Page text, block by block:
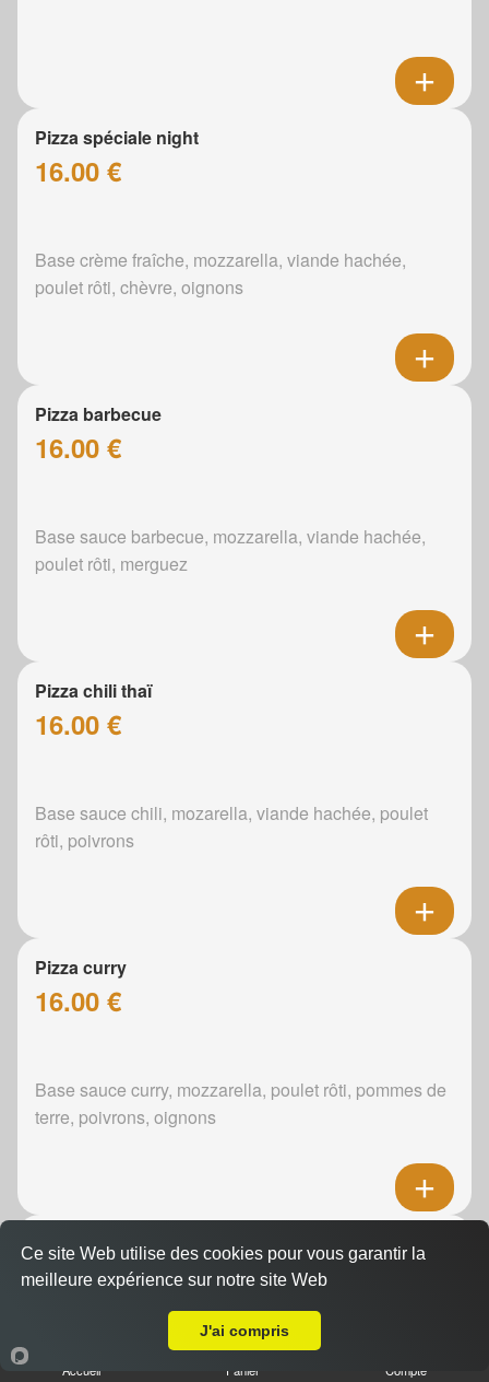
Pizza spéciale night
16.00 €
Base crème fraîche, mozzarella, viande hachée,
poulet rôti, chèvre, oignons
Pizza barbecue
16.00 €
Base sauce barbecue, mozzarella, viande hachée,
poulet rôti, merguez
Pizza chili thaï
16.00 €
Base sauce chili, mozarella, viande hachée, poulet
rôti, poivrons
Pizza curry
16.00 €
Base sauce curry, mozzarella, poulet rôti, pommes de
terre, poivrons, oignons
Pizza boursin
16.00 €
Boursin, mozzarella, poulet rôti, pommes de terre,
Accueil Panier Compte
Ce site Web utilise des cookies pour vous garantir la
meilleure expérience sur notre site Web
J'ai compris